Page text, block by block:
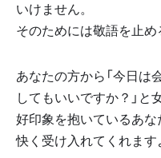
いけません。
そのためには敬語を止め
あなたの方から「今日は
してもいいですか？」と
好印象を抱いているあ
快く受け入れてくれます